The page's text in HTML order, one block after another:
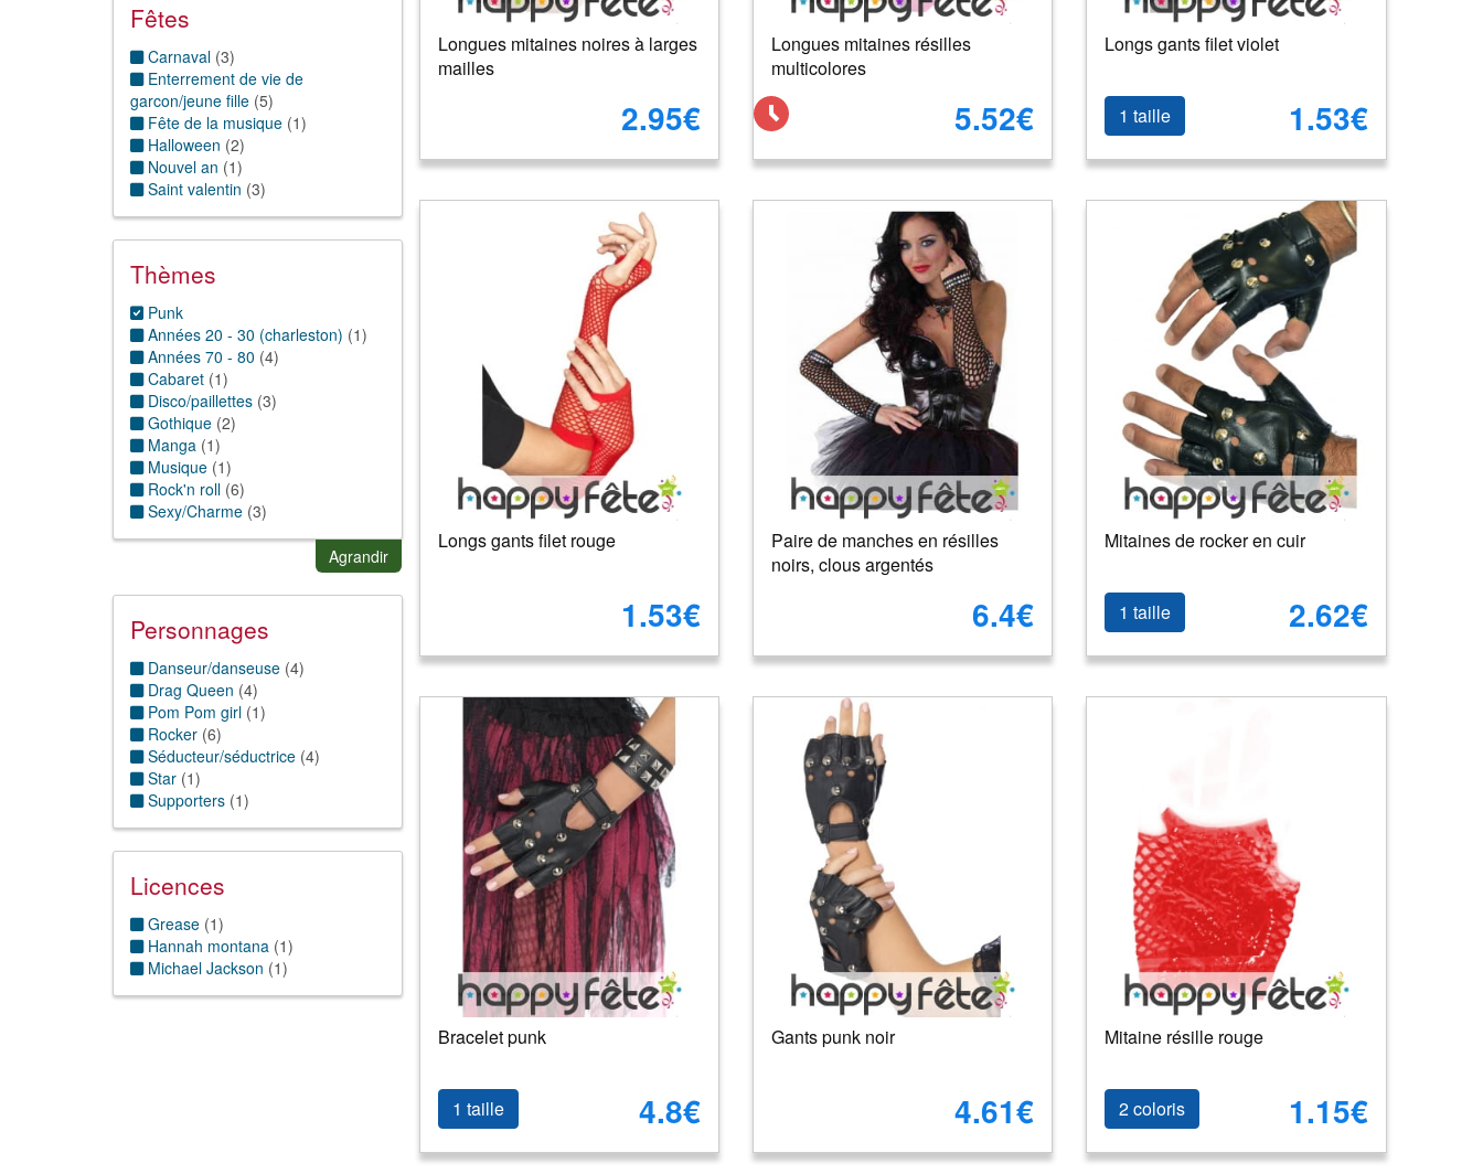
Fêtes
Carnaval (3)
Enterrement de vie de
garcon/jeune fille (5)
Fête de la musique (1)
Halloween (2)
Nouvel an (1)
Saint valentin (3)
Thèmes
Punk
Années 20 - 30 (charleston) (1)
Années 70 - 80 (4)
Cabaret (1)
Disco/paillettes (3)
Gothique (2)
Manga (1)
Musique (1)
Rock'n roll (6)
Sexy/Charme (3)
Sport(1)
Agrandir
Personnages
Danseur/danseuse (4)
Drag Queen (4)
Pom Pom girl (1)
Rocker (6)
Séducteur/séductrice (4)
Star (1)
Supporters (1)
Licences
Grease (1)
Hannah montana (1)
Michael Jackson (1)
Longues mitaines noires à larges
mailles
2.95€
Longues mitaines résilles
multicolores
5.52€
Longs gants filet violet
1 taille 1.53€
Longs gants filet rouge
1.53€
Paire de manches en résilles
noirs, clous argentés
6.4€
Mitaines de rocker en cuir
1 taille 2.62€
Bracelet punk
1 taille 4.8€
Gants punk noir
4.61€
Mitaine résille rouge
2 coloris 1.15€